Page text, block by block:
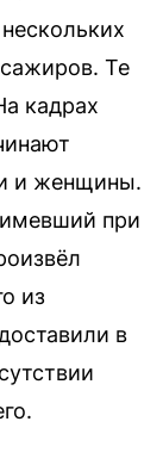
Те
кадрах
и женщины.
при
из
в